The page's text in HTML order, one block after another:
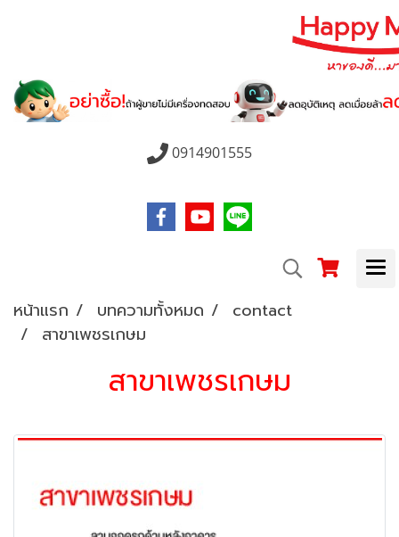
0914901555
หน้าแรก บทความทั้งหมด
contact
สาขาเพชรเกษม
สาขาเพชรเกษม